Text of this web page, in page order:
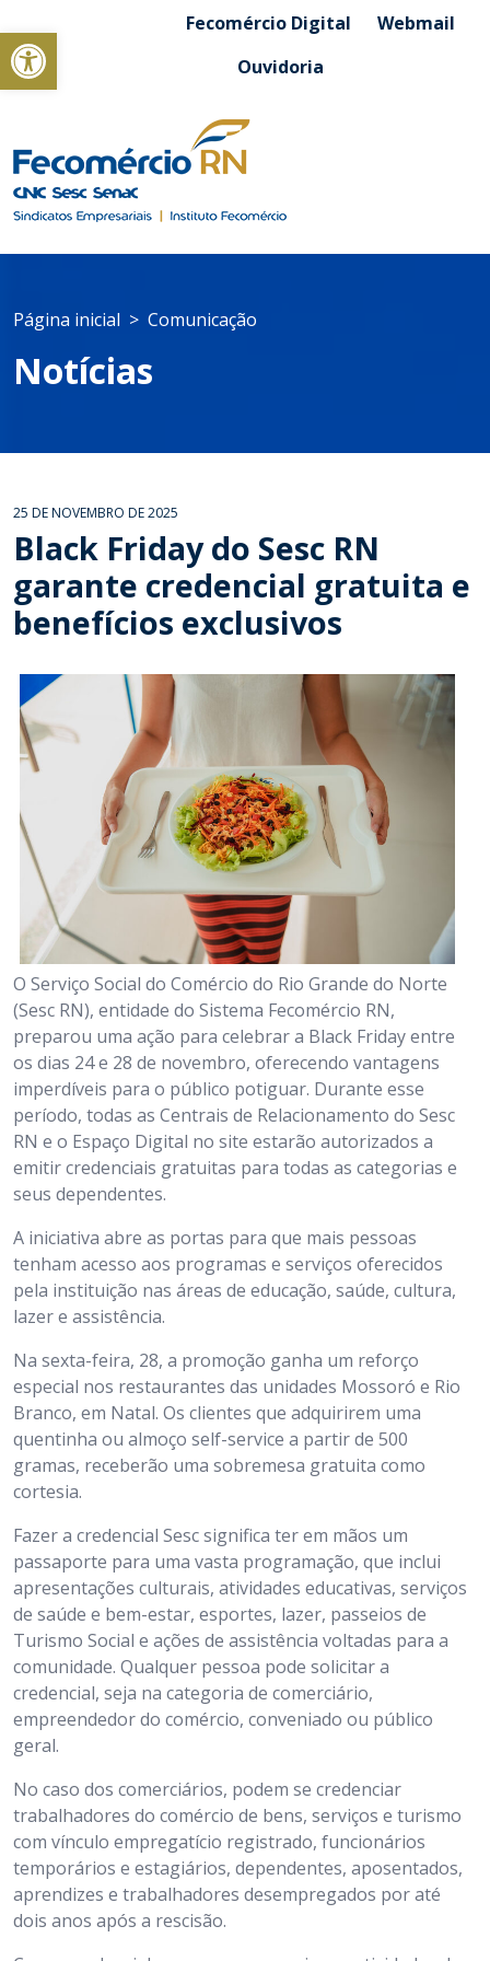
Abrir a barra de ferramentasFecomércio Digital
Webmail
Ouvidoria
Página inicial Comunicação
Notícias
25 DE NOVEMBRO DE 2025
Black Friday do Sesc RN
garante credencial gratuita e
benefícios exclusivos
O Serviço Social do Comércio do Rio Grande do Norte
(Sesc RN), entidade do Sistema Fecomércio RN,
preparou uma ação para celebrar a Black Friday entre
os dias 24 e 28 de novembro, oferecendo vantagens
imperdíveis para o público potiguar. Durante esse
período, todas as Centrais de Relacionamento do Sesc
RN e o Espaço Digital no site estarão autorizados a
emitir credenciais gratuitas para todas as categorias e
seus dependentes.
A iniciativa abre as portas para que mais pessoas
tenham acesso aos programas e serviços oferecidos
pela instituição nas áreas de educação, saúde, cultura,
lazer e assistência.
Na sexta-feira, 28, a promoção ganha um reforço
especial nos restaurantes das unidades Mossoró e Rio
Branco, em Natal. Os clientes que adquirirem uma
quentinha ou almoço self-service a partir de 500
gramas, receberão uma sobremesa gratuita como
cortesia.
Fazer a credencial Sesc significa ter em mãos um
passaporte para uma vasta programação, que inclui
apresentações culturais, atividades educativas, serviços
de saúde e bem-estar, esportes, lazer, passeios de
Turismo Social e ações de assistência voltadas para a
comunidade. Qualquer pessoa pode solicitar a
credencial, seja na categoria de comerciário,
empreendedor do comércio, conveniado ou público
geral.
No caso dos comerciários, podem se credenciar
trabalhadores do comércio de bens, serviços e turismo
com vínculo empregatício registrado, funcionários
temporários e estagiários, dependentes, aposentados,
aprendizes e trabalhadores desempregados por até
dois anos após a rescisão.